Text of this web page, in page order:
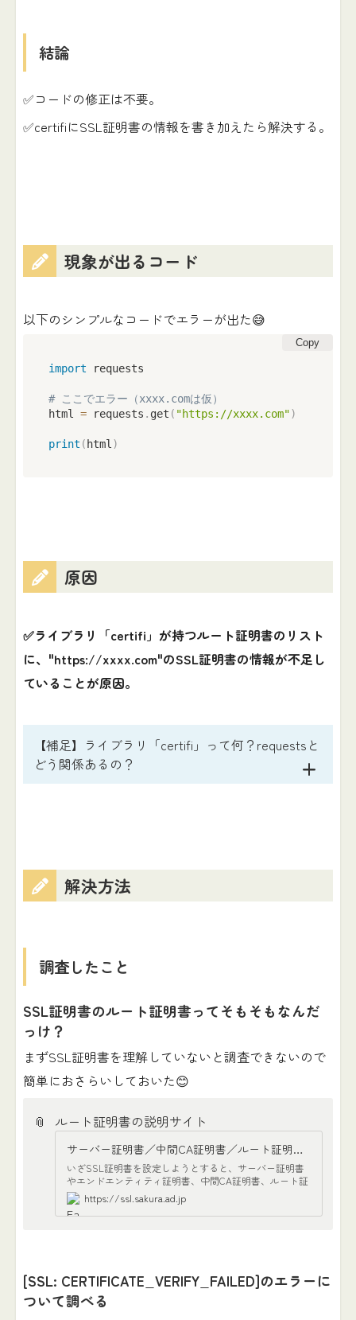
結論
✅コードの修正は不要。
✅certifiにSSL証明書の情報を書き加えたら解決する。
現象が出るコード
以下のシンプルなコードでエラーが出た😅
Copy
import requests
# ここでエラー（xxxx.comは仮）
html = requests . get ( "https://xxxx.com")
print ( html )
原因
✅ライブラリ「certifi」が持つルート証明書のリスト
に、"https://xxxx.com"のSSL証明書の情報が不足し
ていることが原因。
【補足】ライブラリ「certifi」って何？requestsと
どう関係あるの？
解決方法
調査したこと
SSL証明書のルート証明書ってそもそもなんだ
っけ？
まずSSL証明書を理解していないと調査できないので
簡単におさらいしておいた😊
📎 ルート証明書の説明サイト
サーバー証明書／中間CA証明書／ルート証明書の違いとは？ | さくらのSSL
いざSSL証明書を設定しようとすると、サーバー証明書
やエンドエンティティ証明書、中間CA証明書、ルート証
明書など様々な証明書が出てくるため、混乱してしまう
方も多いのではないでしょうか？今回はそれぞれの証明
書の役割を整理してご紹介します。
https://ssl.sakura.ad.jp
[SSL: CERTIFICATE_VERIFY_FAILED]のエラーに
ついて調べる